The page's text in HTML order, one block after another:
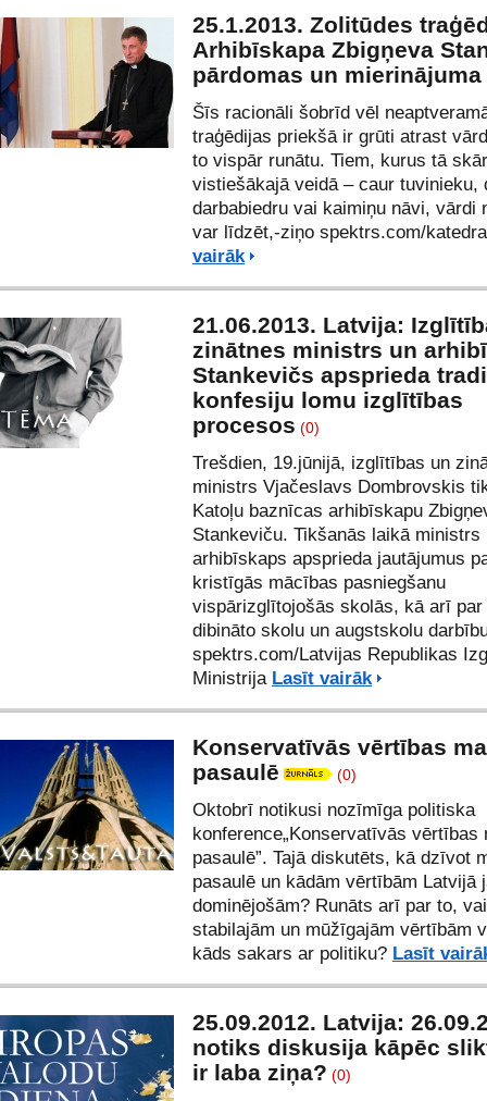
25.1.2013. Zolitūdes
Arhibīskapa Zbigņeva
pārdomas un
Šīs racionāli šobrīd vēl
traģēdijas priekšā ir grūti atrast
to vispār runātu. Tiem, kurus tā
vistiešākajā veidā – caur tuvinieku,
darbabiedru vai kaimiņu nāvi, vārdi
var līdzēt,-ziņo spektrs.com/
vairāk
21.06.2013. Latvija:
zinātnes ministrs un
Stankevičs apsprieda
konfesiju lomu izglītības
procesos (0)
Trešdien, 19.jūnijā, izglītības un
ministrs Vjačeslavs Dombrovskis
Katoļu baznīcas arhibīskapu
Stankeviču. Tikšanās laikā ministrs
arhibīskaps apsprieda jautājumus
kristīgās mācības pasniegšanu
vispārizglītojošās skolās, kā arī
dibināto skolu un augstskolu
spektrs.com/Latvijas Republikas
Ministrija Lasīt vairāk
Konservatīvās vērtības
pasaulē
(0)
Oktobrī notikusi nozīmīga politiska
konference„Konservatīvās vērtības
pasaulē”. Tajā diskutēts, kā dzīvot
pasaulē un kādām vērtībām Latvijā
dominējošām? Runāts arī par to, vai
stabilajām un mūžīgajām vērtībām
kāds sakars ar politiku? Lasīt
25.09.2012. Latvija:
notiks diskusija kāpēc
ir laba ziņa? (0)